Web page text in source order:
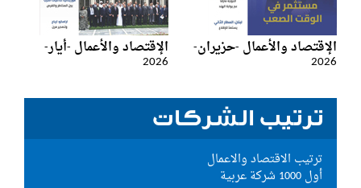
الإقتصاد والأعمال -حزيران-
2026
الإقتصاد والأعمال -أيار-
2026
ترتيب الشركات
ترتيب الاقتصاد والاعمال
أول 1000 شركة عربية